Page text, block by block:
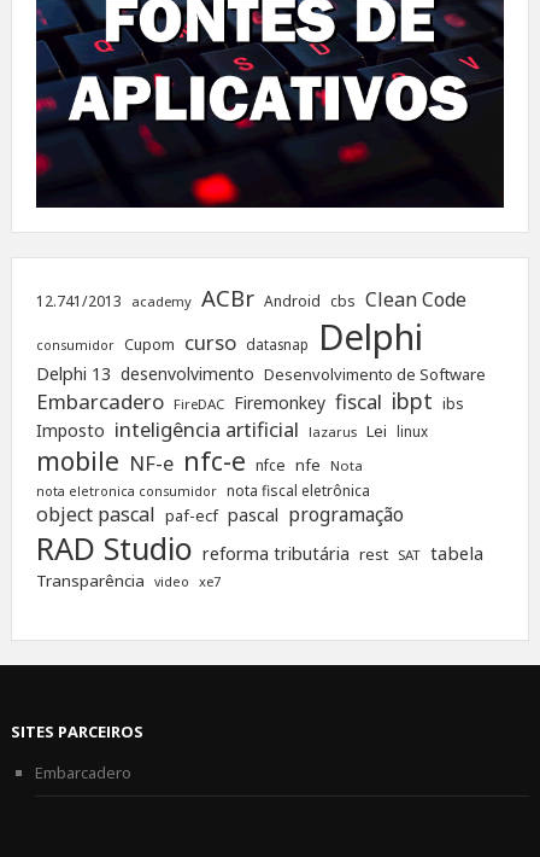
12.741/2013 academy ACBr Android cbs Clean Code
consumidor Cupom curso datasnap Delphi
Delphi 13 desenvolvimento Desenvolvimento de Software
Embarcadero FireDAC Firemonkey fiscal ibpt ibs
Imposto inteligência artificial lazarus Lei linux
mobile NF-e nfc-e nfce nfe Nota
nota eletronica consumidor nota fiscal eletrônica
object pascal paf-ecf pascal programação
RAD Studio reforma tributária rest SAT tabela
Transparência video xe7
SITES PARCEIROS
Embarcadero